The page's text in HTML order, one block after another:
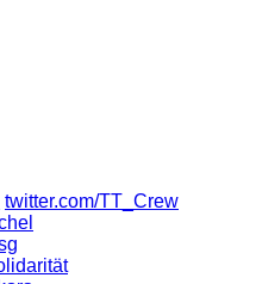
twitter.com/TT_Crew